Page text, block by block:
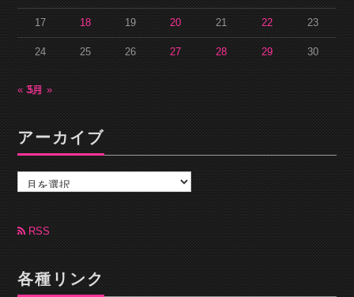
17 18 19 20 21 22 23
24 25 26 27 28 29 30
« 3月5月 »
アーカイブ
カ
ブ RSS
各種リンク